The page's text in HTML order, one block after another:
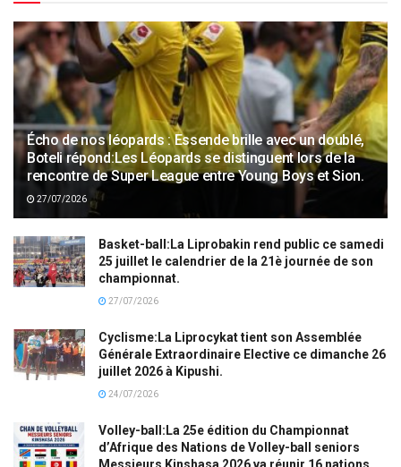
Écho de nos léopards : Essende brille avec un doublé,
Boteli répond:Les Léopards se distinguent lors de la
rencontre de Super League entre Young Boys et Sion.
27/07/2026
Basket-ball:La Liprobakin rend public ce samedi
25 juillet le calendrier de la 21è journée de son
championnat.
27/07/2026
Cyclisme:La Liprocykat tient son Assemblée
Générale Extraordinaire Elective ce dimanche 26
juillet 2026 à Kipushi.
24/07/2026
Volley-ball:La 25e édition du Championnat
d’Afrique des Nations de Volley-ball seniors
Messieurs Kinshasa 2026 va réunir 16 nations.